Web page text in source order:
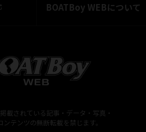
BOATBoy WEBについて
載されている記事・データ・写真・
ンテンツの無断転載を禁じます。